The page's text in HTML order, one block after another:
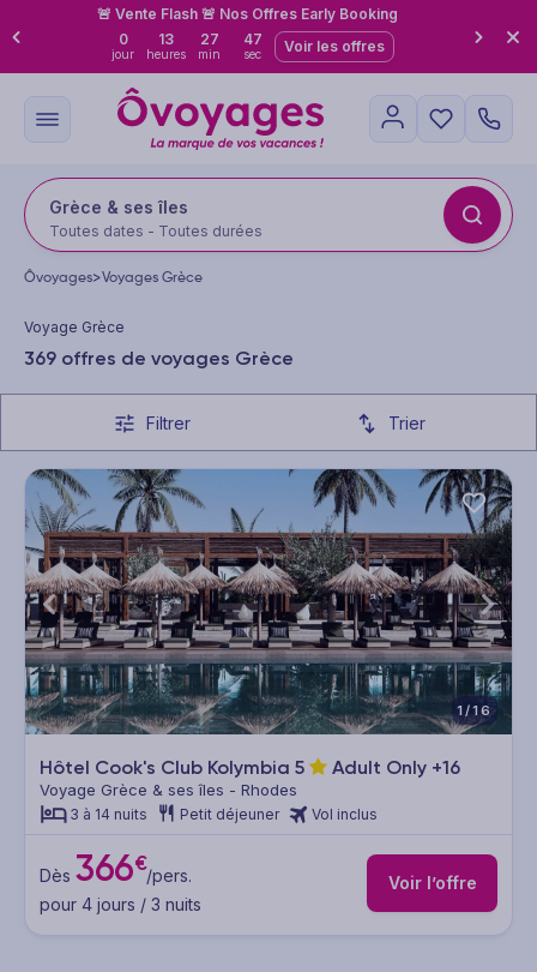
🚨 Vente Flash 🚨 Nos Offres Early Booking
0
jour
13
heures
27
min
44
sec Voir les offres
Grèce & ses îles
Toutes dates - Toutes durées
Ôvoyages>Voyages Grèce
Voyage Grèce
369 offres de voyages Grèce
Filtrer Trier
1/16
Hôtel Cook's Club Kolymbia 5 Adult Only +16
Voyage Grèce & ses îles - Rhodes
3 à 14 nuits Petit déjeuner Vol inclus
Dès 366€/pers.
pour 4 jours / 3 nuits
Voir l’offre